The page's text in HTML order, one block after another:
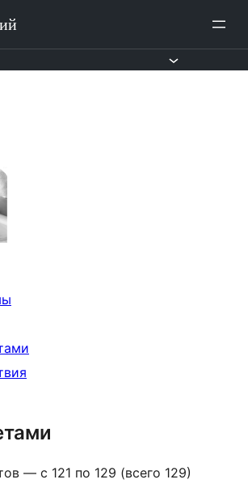
— с 121 по 129 (всего 129)